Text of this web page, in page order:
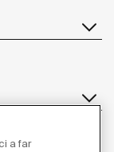
a far